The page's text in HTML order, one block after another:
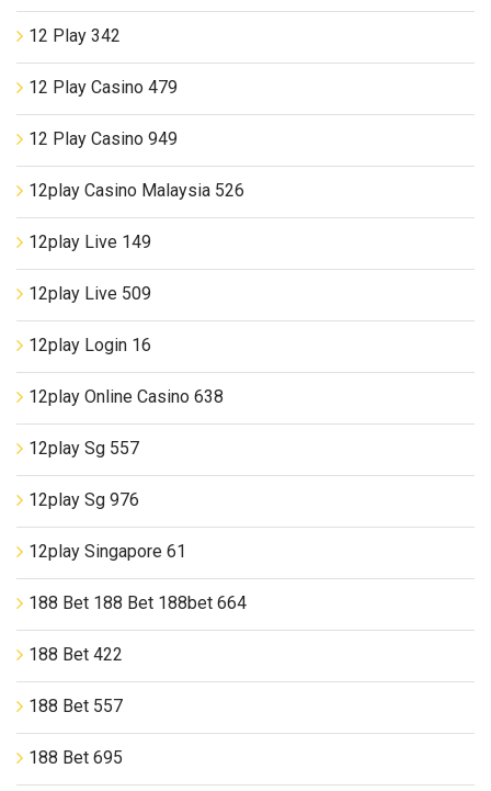
12 Play 342
12 Play Casino 479
12 Play Casino 949
12play Casino Malaysia 526
12play Live 149
12play Live 509
12play Login 16
12play Online Casino 638
12play Sg 557
12play Sg 976
12play Singapore 61
188 Bet 188 Bet 188bet 664
188 Bet 422
188 Bet 557
188 Bet 695